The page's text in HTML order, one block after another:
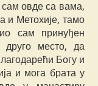
сам овде са вама,
и Метохије, тамо
сам принуђен
место, да
Богу и
и мога брата у